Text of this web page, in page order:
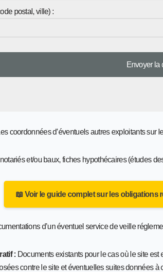
postal, ville) :
coordonnées d’éventuels autres exploitants sur
et/ou baux, fiches hypothécaires (études
📖 Voir le guide complet sur les
d’un éventuel service de veille
: Documents existants pour le cas où le site
contre le site et éventuelles suites données